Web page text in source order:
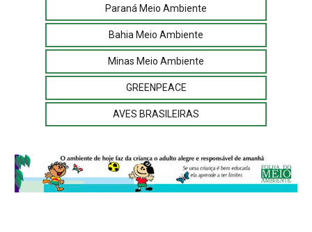
Paraná Meio Ambiente
Bahia Meio Ambiente
Minas Meio Ambiente
GREENPEACE
AVES BRASILEIRAS